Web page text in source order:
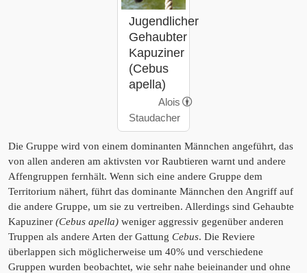
Jugendlicher
Gehaubter
Kapuziner
(Cebus
apella)
Alois
Staudacher
Die Gruppe wird von einem dominanten Männchen angeführt, das
von allen anderen am aktivsten vor Raubtieren warnt und andere
Affengruppen fernhält. Wenn sich eine andere Gruppe dem
Territorium nähert, führt das dominante Männchen den Angriff auf
die andere Gruppe, um sie zu vertreiben. Allerdings sind Gehaubte
Kapuziner (Cebus apella) weniger aggressiv gegenüber anderen
Truppen als andere Arten der Gattung Cebus. Die Reviere
überlappen sich möglicherweise um 40% und verschiedene
Gruppen wurden beobachtet, wie sehr nahe beieinander und ohne